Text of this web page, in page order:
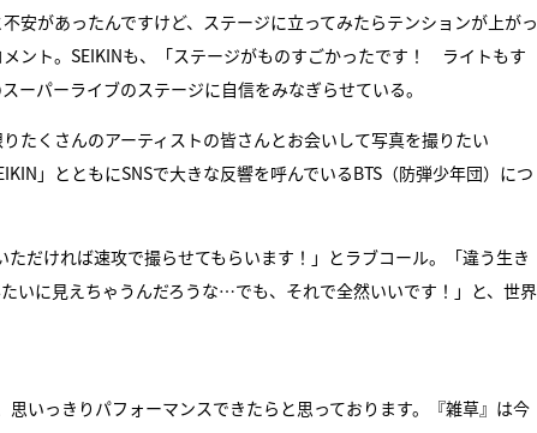
安があったんですけど、ステージに立ってみたらテンションが上がっ
ント。SEIKINも、「ステージがものすごかったです！ ライトもす
ーパーライブのステージに自信をみなぎらせている。
たくさんのアーティストの皆さんとお会いして写真を撮りたい
」とともにSNSで大きな反響を呼んでいるBTS（防弾少年団）につ
だければ速攻で撮らせてもらいます！」とラブコール。「違う生き
いに見えちゃうんだろうな…でも、それで全然いいです！」と、世界
いっきりパフォーマンスできたらと思っております。『雑草』は今